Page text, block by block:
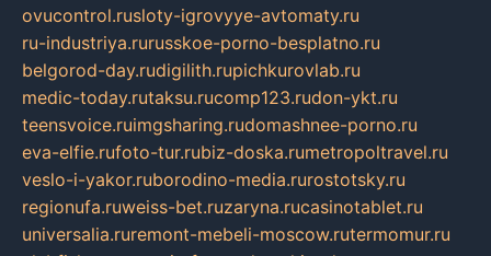
ovucontrol.rusloty-igrovyye-avtomaty.ru
ru-industriya.rurusskoe-porno-besplatno.ru
belgorod-day.rudigilith.rupichkurovlab.ru
medic-today.rutaksu.rucomp123.rudon-ykt.ru
teensvoice.ruimgsharing.rudomashnee-porno.ru
eva-elfie.rufoto-tur.rubiz-doska.rumetropoltravel.ru
veslo-i-yakor.ruborodino-media.rurostotsky.ru
regionufa.ruweiss-bet.ruzaryna.rucasinotablet.ru
universalia.ruremont-mebeli-moscow.rutermomur.ru